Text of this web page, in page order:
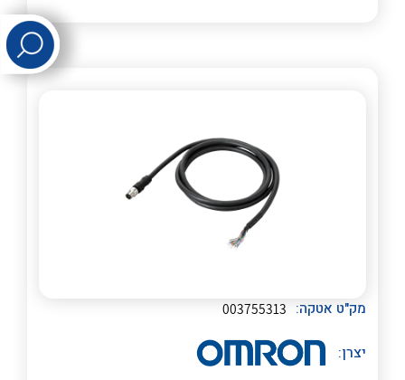
מק"ט אטקה: 003755313
יצרן: